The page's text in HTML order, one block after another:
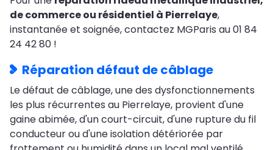
de commerce ou résidentiel à Pierrelaye,
instantanée et soignée, contactez MGParis au 01 84
24 42 80 !
Réparation défaut de câblage
Le défaut de câblage, une des dysfonctionnements
les plus récurrentes au Pierrelaye, provient d'une
gaine abimée, d'un court-circuit, d'une rupture du fil
conducteur ou d'une isolation détériorée par